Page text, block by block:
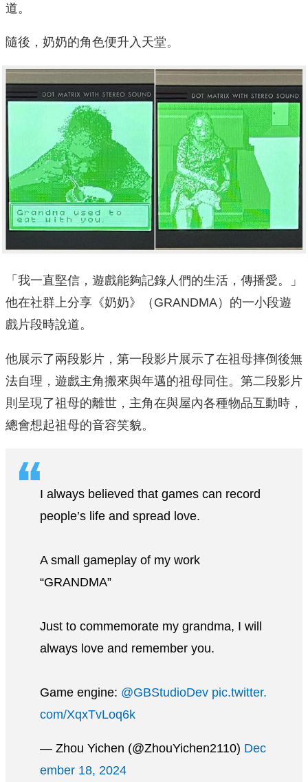
道。
隨後，奶奶的角色便升入天堂。
「我一直堅信，遊戲能夠記錄人們的生活，傳播愛。」
他在社群上分享《奶奶》（GRANDMA）的一小段遊
戲片段時說道。
他展示了兩段影片，第一段影片展示了在祖母摔倒後無
法自理，遊戲主角搬來與年邁的祖母同住。第二段影片
則呈現了祖母的離世，主角在與屋內各種物品互動時，
總會想起祖母的音容笑貌。
I always believed that games can record
people’s life and spread love.
A small gameplay of my work
“GRANDMA”
Just to commemorate my grandma, I will
always love and remember you.
Game engine: @GBStudioDev pic.twitter.
com/XqxTvLoq6k
— Zhou Yichen (@ZhouYichen2110) Dec
ember 18, 2024